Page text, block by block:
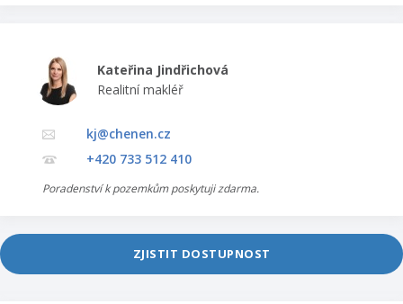
Kateřina Jindřichová
Realitní makléř
kj@chenen.cz
+420 733 512 410
Poradenství k pozemkům poskytuji zdarma.
ZJISTIT DOSTUPNOST